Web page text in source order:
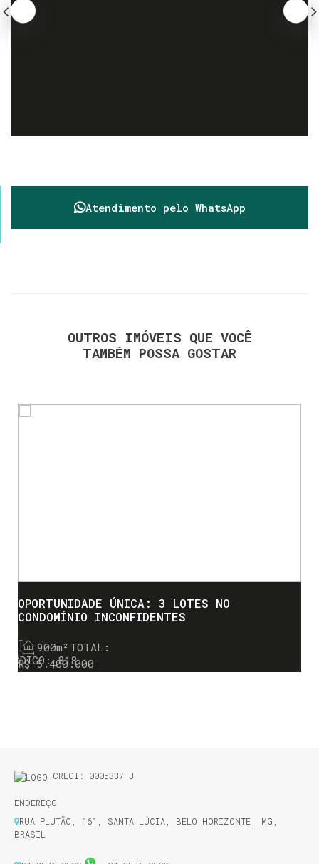
Atendimento pelo WhatsApp
OUTROS IMÓVEIS QUE VOCÊ
TAMBÉM POSSA GOSTAR
818
OPORTUNIDADE ÚNICA: 3 LOTES NO
CONDOMÍNIO INCONFIDENTES
R$5.400.000
TOTAL:
900m²
CRECI: 0005337-J
ENDEREÇO
RUA PLUTÃO
161 SANTA LÚCIA BELO HORIZONTE MG
BRASIL